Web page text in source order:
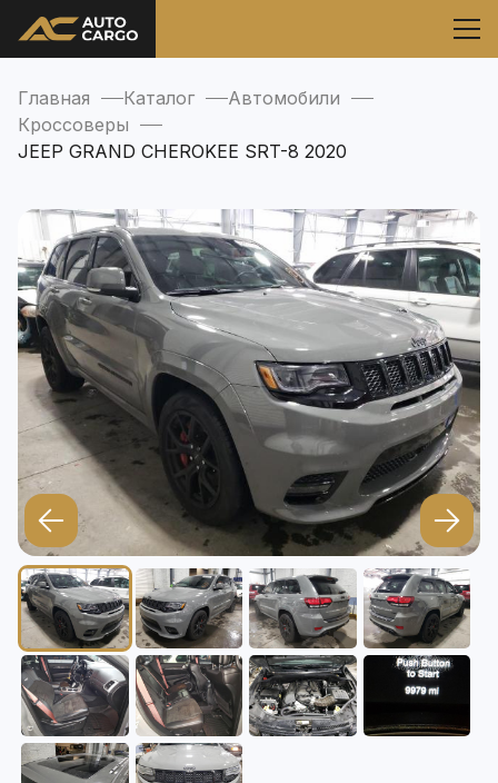
Главная Каталог
Автомобили
Кроссоверы
JEEP GRAND CHEROKEE SRT-8 2020